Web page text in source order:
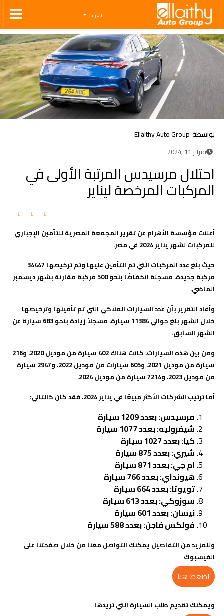
Ellaithy Auto Group
العربية
بواسطة Ellaithy Auto Group
فبراير 11 ,2024
احتلال مرسيدس المرتبة الأولى في
المركبات المرخصة ليناير
أعلنت مؤسسة الأهرام عن تقرير المجمعة المصرية للتأمين الإجباري
للمركبات لشهر يناير 2024 في مصر.
حيث بلغ عدد المركبات التي تم التأمين عليها وتم ترخيصها 34447
مركبة جديدة، مسجلة انخفاضًا بنحو 500 مركبة مقارنة بشهر ديسمبر
الماضي.
وأفاد التقرير بأن عدد السيارات الملاكي التي تم تأمينها وترخيصها
خلال الشهر بلغ حوالي 11384 سيارة، مسجلاً زيادة بنحو 683 سيارة عن
الشهر السابق.
ومن بين هذه السيارات، كانت هناك 402 سيارة من موديل 2020، و216
سيارة من موديل 2021، و605 سيارات من موديل 2022، و2947 سيارة
من موديل 2023، و7214 سيارة من موديل 2024
.
أما ترتيب الشركات الأكثر مبيعًا في يناير 2024، فقد كان كالتالي
:
مرسيدس: بعدد 1209 سيارة
شيفروليه: بعدد 1077 سيارة
كيا: بعدد 1027 سيارة
شيري: بعدد 875 سيارة
ام جي: بعدد 871 سيارة
هيونداي: بعدد 766 سيارة
تويوتا: بعدد 664 سيارة
سوزوكي: بعدد 613 سيارة
نيسان: بعدد 601 سيارة
فولكس فاجن: بعدد 588 سيارة
وللمزيد من التفاصيل يمكنك التواصل معنا من خلال صفحتنا على
الفيسبوك
اضغط هنا
ويمكنك تقديم طلب السيارة التي تريدها